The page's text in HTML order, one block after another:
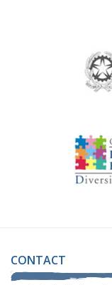
CONTACT